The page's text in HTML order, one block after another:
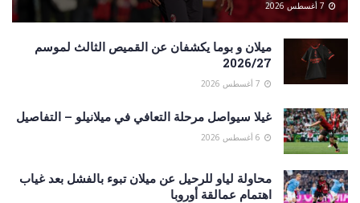
ميلان و بوما يكشفان عن القميص الثالث لموسم
2026/27
غيلا سيواصل مرحلة التعافي في ميلانيلو – التفاصيل
محاولة لياو للرحيل عن ميلان تبوء بالفشل بعد غياب
اهتمام عمالقة أوروبا